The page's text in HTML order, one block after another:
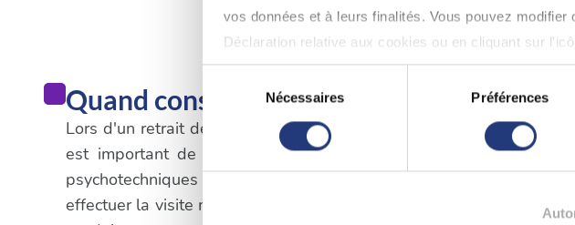
vos données et à leurs finalités. Vous pouvez
Déclaration relative aux cookies ou en cliquant sur
Si vous le permettez, nous aimerions également :
Collecter des informations sur votre localisation
Identifier votre appareil en l'analysant
digitales).
du
consentement
Nécessaires Préférences
Quand consulter un médecin pour permis
Lors d'un retrait de permis de conduire qui n'est pas lié à
est important de suivre les procédures spécifiques établies
psychotechniques dans un centre agréé. Une fois que vous
effectuer la visite médicale obligatoire. Il est essentiel de